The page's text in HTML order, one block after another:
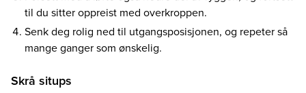
til du sitter oppreist med overkroppen.
Senk deg rolig ned til utgangsposisjonen, og repeter så
mange ganger som ønskelig.
Skrå situps